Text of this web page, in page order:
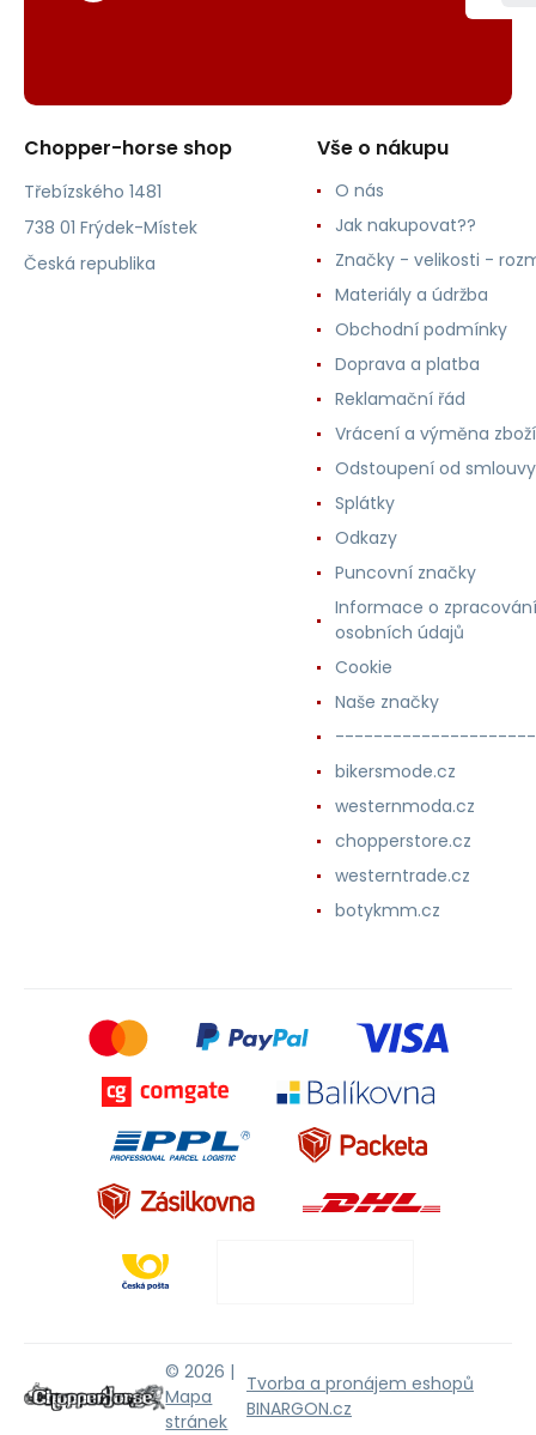
Chopper-horse shop
Třebízského 1481
738 01 Frýdek-Místek
Česká republika
Vše o nákupu
O nás
Jak nakupovat??
Značky - velikosti -
Materiály a údržba
Obchodní podmínky
Doprava a platba
Reklamační řád
Vrácení a výměna zboží
Odstoupení od smlouvy
Splátky
Odkazy
Puncovní značky
Informace o zpracování
osobních údajů
Cookie
Naše značky
bikersmode.cz
westernmoda.cz
chopperstore.cz
westerntrade.cz
botykmm.cz
© 2026 |
Mapa
stránek
Tvorba a pronájem eshopů
BINARGON.cz